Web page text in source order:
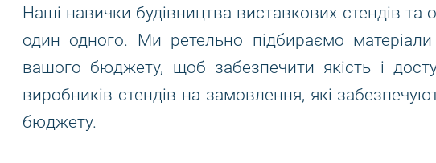
Наші навички будівництва виставкових стендів
один одного. Ми ретельно підбираємо
вашого бюджету, щоб забезпечити якість і
виробників стендів на замовлення, які
бюджету.